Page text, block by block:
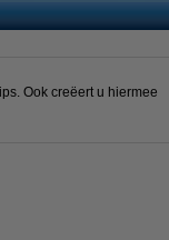
Ook creëert u hiermee